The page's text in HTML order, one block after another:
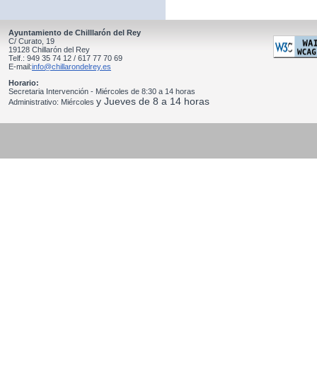
Ayuntamiento de Chilllarón del Rey
C/ Curato, 19
19128 Chillarón del Rey
Telf.: 949 35 74 12 / 617 77 70 69
E-mail:info@chillarondelrey.es
Horario:
Secretaria Intervención - Miércoles de 8:30 a 14 horas
Administrativo: Miércoles y Jueves de 8 a 14 horas